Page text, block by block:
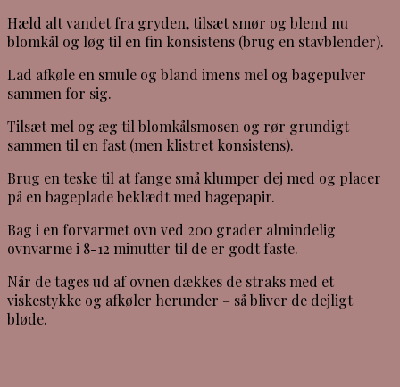
Hæld alt vandet fra gryden, tilsæt smør og blend nu
blomkål og løg til en fin konsistens (brug en stavblender).
Lad afkøle en smule og bland imens mel og bagepulver
sammen for sig.
Tilsæt mel og æg til blomkålsmosen og rør grundigt
sammen til en fast (men klistret konsistens).
Brug en teske til at fange små klumper dej med og placer
på en bageplade beklædt med bagepapir.
Bag i en forvarmet ovn ved 200 grader almindelig
ovnvarme i 8-12 minutter til de er godt faste.
Når de tages ud af ovnen dækkes de straks med et
viskestykke og afkøler herunder – så bliver de dejligt
bløde.